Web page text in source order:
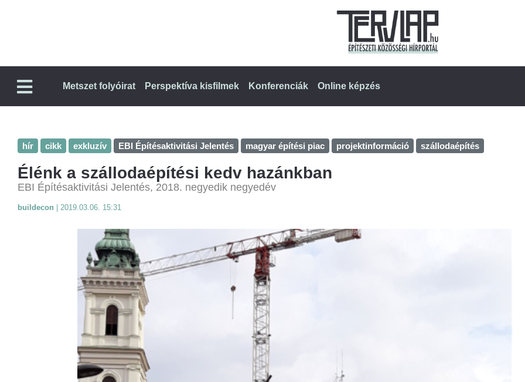
Metszet folyóirat Perspektíva kisfilmek Konferenciák Online képzés
hír cikk exkluzív EBI Építésaktivitási Jelentés magyar építési piac projektinformáció szállodaépítés
Élénk a szállodaépítési kedv hazánkban
EBI Építésaktivitási Jelentés, 2018. negyedik negyedév
buildecon 2019.03.06. 15:31